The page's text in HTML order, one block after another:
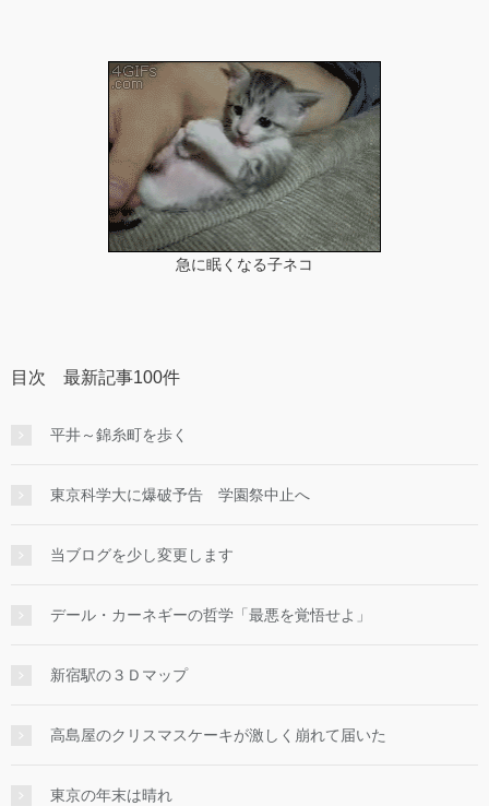
急に眠くなる子ネコ
目次 最新記事100件
平井～錦糸町を歩く
東京科学大に爆破予告 学園祭中止へ
当ブログを少し変更します
デール・カーネギーの哲学「最悪を覚悟せよ」
新宿駅の３Ｄマップ
高島屋のクリスマスケーキが激しく崩れて届いた
東京の年末は晴れ